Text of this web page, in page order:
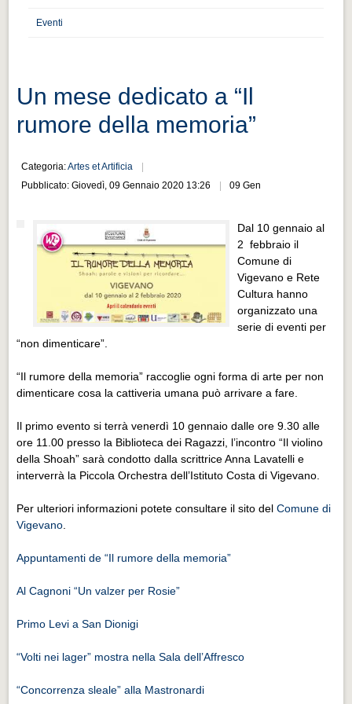
Cultura e turismo 4.0
Cultura e turismo 4.0
PROGETTI
Progetti Realizzati
Progetti Realizzati
EVENTI
Eventi Vigevano
Eventi Pavia
Eventi
Un mese dedicato a “Il
rumore della memoria”
Categoria:Artes et Artificia
Pubblicato: Giovedì, 09 Gennaio 2020 13:26
09 Gen
Dal 10 gennaio al
2 febbraio il
Comune di
Vigevano e Rete
Cultura hanno
organizzato una
serie di eventi per
“non dimenticare”.
“Il rumore della memoria” raccoglie ogni forma di arte per non
dimenticare cosa la cattiveria umana può arrivare a fare.
Il primo evento si terrà venerdì 10 gennaio dalle ore 9.30 alle
ore 11.00 presso la Biblioteca dei Ragazzi, l’incontro “Il violino
della Shoah” sarà condotto dalla scrittrice Anna Lavatelli e
interverrà la Piccola Orchestra dell’Istituto Costa di Vigevano.
Per ulteriori informazioni potete consultare il sito delComune di
Vigevano
Appuntamenti de “Il rumore della memoria”
Al Cagnoni “Un valzer per Rosie”
Primo Levi a San Dionigi
“Volti nei lager” mostra nella Sala dell’Affresco
“Concorrenza sleale” alla Mastronardi